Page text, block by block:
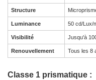
Structure
Luminance 50 cd/Lux/
Visibilité Jusqu'à
Renouvellement Tous les 8
Classe 1 prismatique :